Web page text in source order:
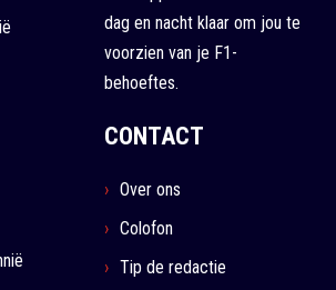
dag en nacht klaar om jou te
voorzien van je F1-
behoeftes.
CONTACT
Over ons
Colofon
Tip de redactie